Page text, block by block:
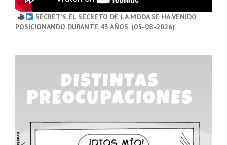
SECRET’S EL SECRETO DE LA MODA SE HA VENIDO
POSICIONANDO DURANTE 43 AÑOS. (05-08-2026)